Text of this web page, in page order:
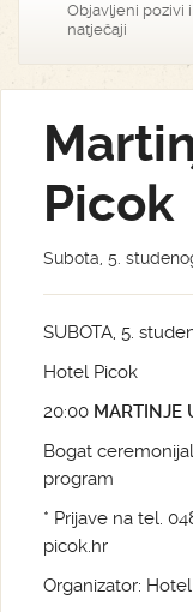
Objavljeni pozivi i
natječaji
Picok
Subota, 5.
SUBOTA, 5.
Hotel Picok
20:00 MARTINJE
Bogat
program
* Prijave na tel.
picok.hr
Organizator: